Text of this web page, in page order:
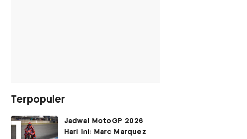
Terpopuler
Jadwal MotoGP 2026
Hari Ini: Marc Marquez